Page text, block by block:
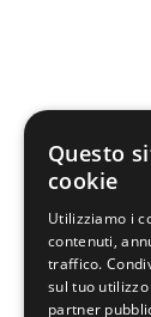
Questo
cookie
Utilizziamo i
contenuti,
traffico.
sul tuo
partner